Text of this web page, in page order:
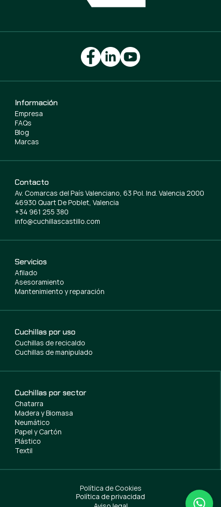
Servicios
Afilado
Asesoramiento
Mantenimiento y reparación
Cuchillas por uso
Cuchillas de recicaldo
Cuchillas de manipulado
Cuchillas por sector
Chatarra
Madera y Biomasa
Neumático
Papel y Cartón
Plástico
Textil
Información
Empresa
FAQs
Blog
Marcas
Contacto
Av. Comarcas del País Valenciano, 63 Pol. Ind. Valencia 2000
46930 Quart De Poblet, Valencia
+34 961 255 380
info@cuchillascastillo.com
Política de Cookies
Política de privacidad